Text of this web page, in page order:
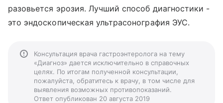
разовьется эрозия. Лучший способ диагностики -
это эндоскопическая ультрасонография ЭУС.
Консультация врача гастроэнтеролога на тему
«Диагноз» дается исключительно в справочных
целях. По итогам полученной консультации,
пожалуйста, обратитесь к врачу, в том числе для
выявления возможных противопоказаний.
Ответ опубликован 20 августа 2019